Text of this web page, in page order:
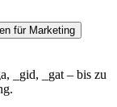
für Marketing
_gid, _gat – bis zu